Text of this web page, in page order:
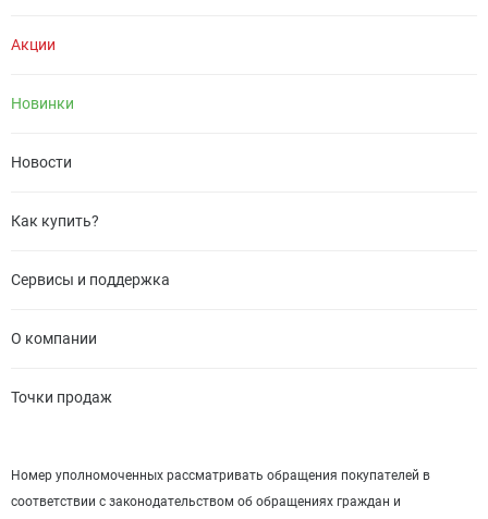
Акции
Новинки
Новости
Как купить?
Сервисы и поддержка
О компании
Точки продаж
Номер уполномоченных рассматривать обращения покупателей в
соответствии с законодательством об обращениях граждан и